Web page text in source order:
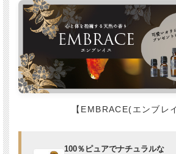
【EMBRACE(エンブレ
100％ピュアでナチュラルな